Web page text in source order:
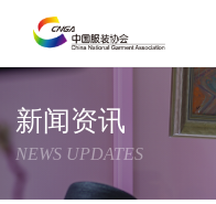
新闻资讯
NEWS UPDATES